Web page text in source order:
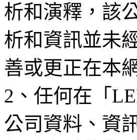
析和演釋，該
析和資訊並未
善或更正在本
2、任何在「
公司資料、資